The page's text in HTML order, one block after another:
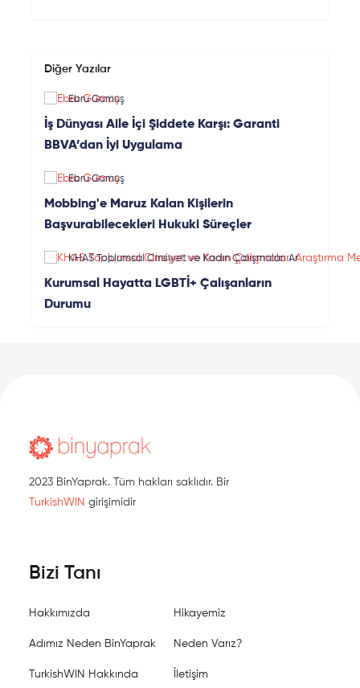
Diğer Yazılar
Ebru Gümüş
İş Dünyası Aile İçi Şiddete Karşı: Garanti
BBVA’dan İyi Uygulama
Ebru Gümüş
Mobbing'e Maruz Kalan Kişilerin
Başvurabilecekleri Hukuki Süreçler
KHAS Toplumsal Cinsiyet ve Kadın Çalışmaları Ar
Kurumsal Hayatta LGBTİ+ Çalışanların
Durumu
2023 BinYaprak. Tüm hakları saklıdır. Bir
TurkishWIN girişimidir
Bizi Tanı
Hakkımızda Hikayemiz
Adımız Neden BinYaprak Neden Varız?
TurkishWIN Hakkında İletişim